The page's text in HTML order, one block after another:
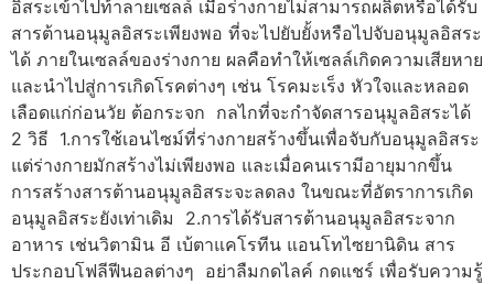
อิสระเข้าไปท้าลายเซลล์ เมื่อร่างกายไม่สามารถผลิตหรือได้รับ
สารต้านอนุมูลอิสระเพียงพอ ที่จะไปยับยั้งหรือไปจับอนุมูลอิสระ
ได้ ภายในเซลล์ของร่างกาย ผลคือทำให้เซลล์เกิดความเสียหาย
และนำไปสู่การเกิดโรคต่างๆ เช่น โรคมะเร็ง หัวใจและหลอด
เลือดแก่ก่อนวัย ต้อกระจก กลไกที่จะกำจัดสารอนุมูลอิสระได้
2 วิธี 1.การใช้เอนไซม์ที่ร่างกายสร้างขึ้นเพื่อจับกับอนุมูลอิสระ
แต่ร่างกายมักสร้างไม่เพียงพอ และเมื่อคนเรามีอายุมากขึ้น
การสร้างสารต้านอนุมูลอิสระจะลดลง ในขณะที่อัตราการเกิด
อนุมูลอิสระยังเท่าเดิม 2.การได้รับสารต้านอนุมูลอิสระจาก
อาหาร เช่นวิตามิน อี เบ้ตาแคโรทีน แอนโทไซยานิดิน สาร
ประกอบโฟลีฟีนอลต่างๆ อย่าลืมกดไลค์ กดแชร์ เพื่อรับความรู้